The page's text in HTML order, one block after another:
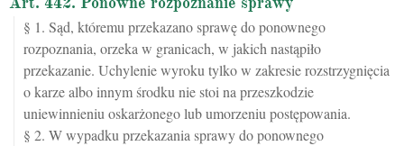
§ 1. Sąd, któremu przekazano sprawę do ponownego
rozpoznania, orzeka w granicach, w jakich nastąpiło
przekazanie. Uchylenie wyroku tylko w zakresie rozstrzygnięcia
o karze albo innym środku nie stoi na przeszkodzie
uniewinnieniu oskarżonego lub umorzeniu postępowania.
§ 2. W wypadku przekazania sprawy do ponownego